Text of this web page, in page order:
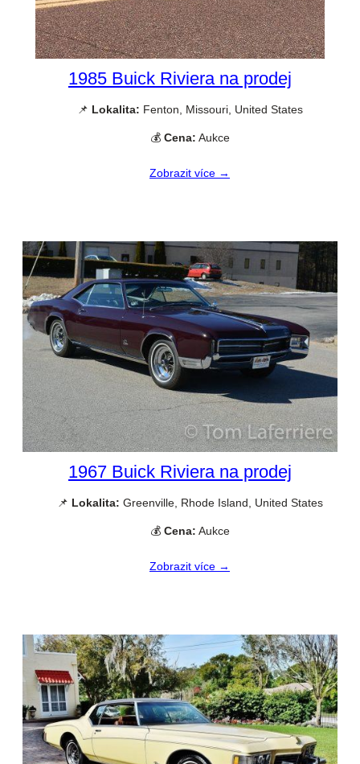
1985 Buick Riviera na prodej
📌 Lokalita: Fenton, Missouri, United States
💰 Cena: Aukce
Zobrazit více →
1967 Buick Riviera na prodej
📌 Lokalita: Greenville, Rhode Island, United States
💰 Cena: Aukce
Zobrazit více →